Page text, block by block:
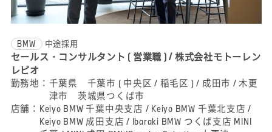
BMW 中途採用
セールス・コンサルタント ( 営業職 ) / 株式会社モトーレン
レピオ
勤務地： 千葉県 千葉市 ( 中央区 / 稲毛区 ) / 成田市 / 木更
津市 茨城県つくば市
店舗： Keiyo BMW 千葉中央支店 / Keiyo BMW 千葉北支店 /
Keiyo BMW 成田支店 / Ibaraki BMW つくば支店 MINI